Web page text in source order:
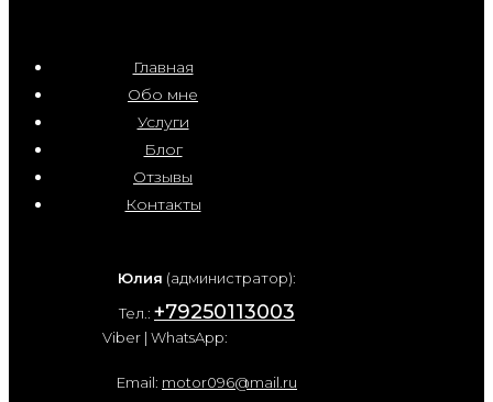
Главная
Обо мне
Услуги
Блог
Отзывы
Контакты
Юлия (администратор):
Тел.: +79250113003
Viber | WhatsApp:
Email: motor096@mail.ru